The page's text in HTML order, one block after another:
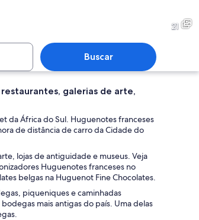
fundo.
21
Buscar
galerias de arte,
da África do Sul. Huguenotes franceses
de distância de carro da Cidade do
lojas de antiguidade e museus. Veja
Huguenotes franceses no
belgas na Huguenot Fine Chocolates.
piqueniques e caminhadas
mais antigas do país. Uma delas